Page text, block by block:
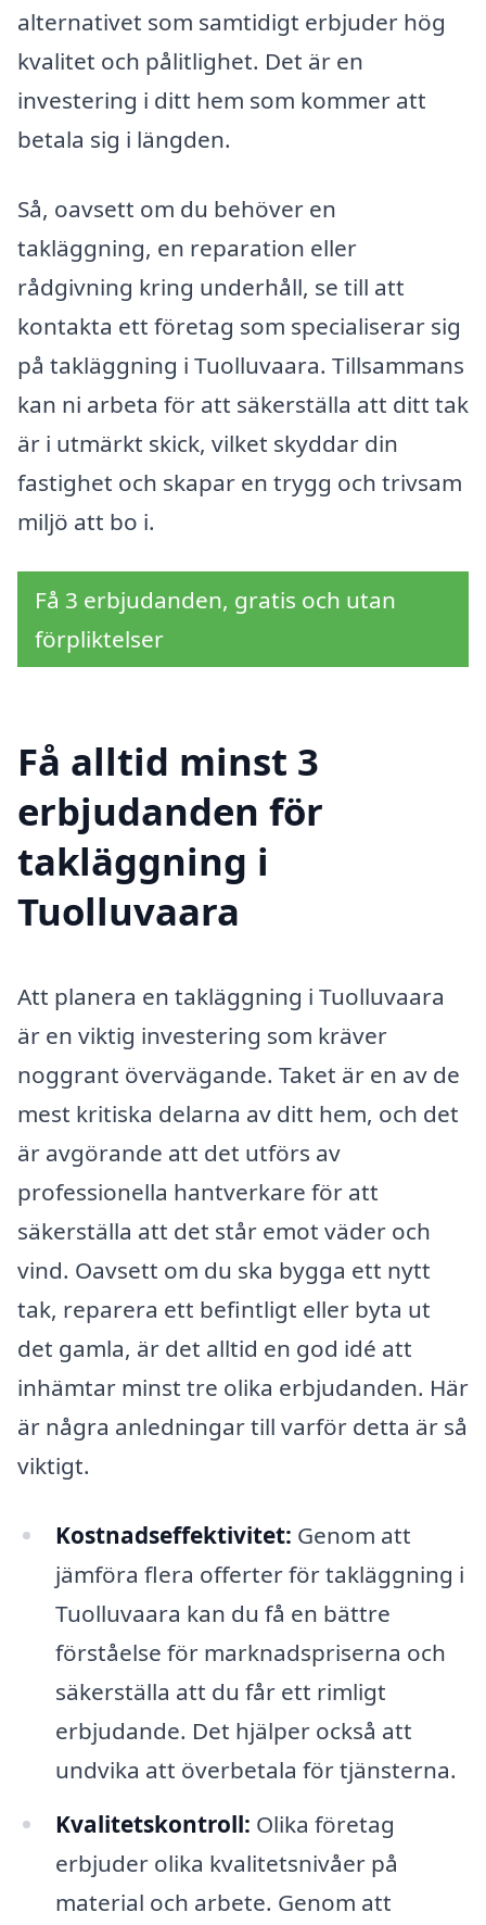
alternativet som samtidigt erbjuder hög
kvalitet och pålitlighet. Det är en
investering i ditt hem som kommer att
betala sig i längden.
Så, oavsett om du behöver en
takläggning, en reparation eller
rådgivning kring underhåll, se till att
kontakta ett företag som specialiserar sig
på takläggning i Tuolluvaara. Tillsammans
kan ni arbeta för att säkerställa att ditt tak
är i utmärkt skick, vilket skyddar din
fastighet och skapar en trygg och trivsam
miljö att bo i.
Få 3 erbjudanden, gratis och utan
förpliktelser
Få alltid minst 3
erbjudanden för
takläggning i
Tuolluvaara
Att planera en takläggning i Tuolluvaara
är en viktig investering som kräver
noggrant övervägande. Taket är en av de
mest kritiska delarna av ditt hem, och det
är avgörande att det utförs av
professionella hantverkare för att
säkerställa att det står emot väder och
vind. Oavsett om du ska bygga ett nytt
tak, reparera ett befintligt eller byta ut
det gamla, är det alltid en god idé att
inhämtar minst tre olika erbjudanden. Här
är några anledningar till varför detta är så
viktigt.
Kostnadseffektivitet: Genom att
jämföra flera offerter för takläggning i
Tuolluvaara kan du få en bättre
förståelse för marknadspriserna och
säkerställa att du får ett rimligt
erbjudande. Det hjälper också att
undvika att överbetala för tjänsterna.
Kvalitetskontroll: Olika företag
erbjuder olika kvalitetsnivåer på
material och arbete. Genom att